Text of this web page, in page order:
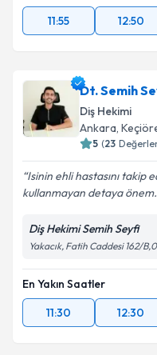
11:55
12:50
Dt. Semih
Diş Hekimi
Ankara,
5 (23
Isinin ehli hastasını takip
kullanmayan detaya
Diş Hekimi Semih Seyfi
Yakacık, Fatih Caddesi 162/
En Yakın Saatler
11:30
12:30